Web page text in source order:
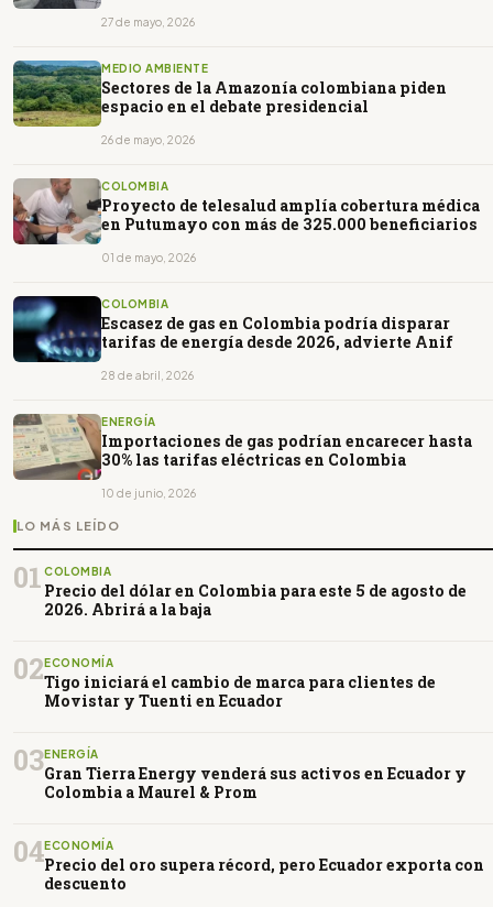
27 de mayo, 2026
MEDIO AMBIENTE
Sectores de la Amazonía colombiana piden
espacio en el debate presidencial
26 de mayo, 2026
COLOMBIA
Proyecto de telesalud amplía cobertura médica
en Putumayo con más de 325.000 beneficiarios
01 de mayo, 2026
COLOMBIA
Escasez de gas en Colombia podría disparar
tarifas de energía desde 2026, advierte Anif
28 de abril, 2026
ENERGÍA
Importaciones de gas podrían encarecer hasta
30% las tarifas eléctricas en Colombia
10 de junio, 2026
LO MÁS LEÍDO
01 COLOMBIA
Precio del dólar en Colombia para este 5 de agosto de
2026. Abrirá a la baja
02ECONOMÍA
Tigo iniciará el cambio de marca para clientes de
Movistar y Tuenti en Ecuador
03ENERGÍA
Gran Tierra Energy venderá sus activos en Ecuador y
Colombia a Maurel & Prom
04ECONOMÍA
Precio del oro supera récord, pero Ecuador exporta con
descuento